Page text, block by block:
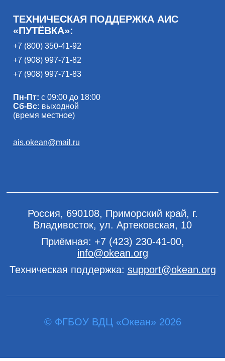
ТЕХНИЧЕСКАЯ ПОДДЕРЖКА АИС
«ПУТЁВКА»:
+7 (800) 350-41-92
+7 (908) 997-71-82
+7 (908) 997-71-83
Пн-Пт: с 09:00 до 18:00
Сб-Вс: выходной
(время местное)
ais.okean@mail.ru
Россия, 690108, Приморский край, г.
Владивосток, ул. Артековская, 10
Приёмная: +7 (423) 230-41-00,
info@okean.org
Техническая поддержка: support@okean.org
© ФГБОУ ВДЦ «Океан» 2026